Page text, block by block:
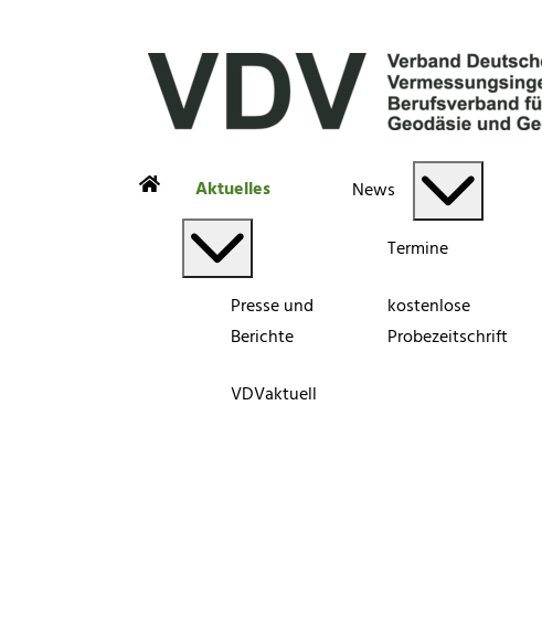
Aktuelles
Presse und
Berichte
VDVaktuell
News
Termine
kostenlose
Probezeitschrift